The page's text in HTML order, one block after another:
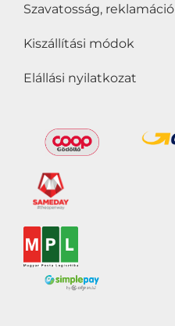
Szavatosság, reklamáció
Kiszállítási módok
Elállási nyilatkozat